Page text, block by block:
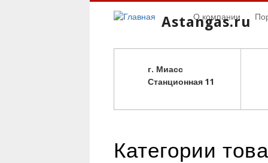
Astangas.ru
г. Миасс
Станционная 11
О компании
Категории